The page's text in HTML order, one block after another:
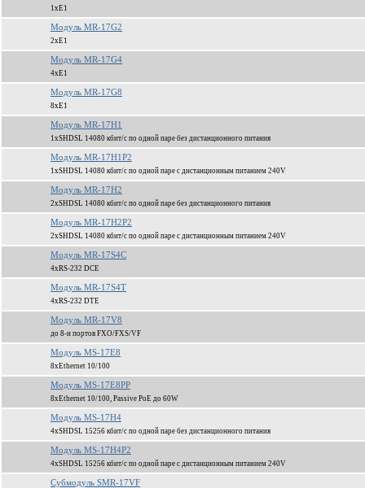
1xЕ1
Модуль MR-17G2
2xЕ1
Модуль MR-17G4
4xЕ1
Модуль MR-17G8
8xЕ1
Модуль MR-17H1
1xSHDSL 14080 кбит/c по одной паре без дистанционного питания
Модуль MR-17H1P2
1xSHDSL 14080 кбит/c по одной паре c дистанционным питанием 240V
Модуль MR-17H2
2xSHDSL 14080 кбит/c по одной паре без дистанционного питания
Модуль MR-17H2P2
2xSHDSL 14080 кбит/c по одной паре c дистанционным питанием 240V
Модуль MR-17S4C
4xRS-232 DCE
Модуль MR-17S4T
4xRS-232 DTE
Модуль MR-17V8
до 8-и портов FXO/FXS/VF
Модуль MS-17E8
8xEthernet 10/100
Модуль MS-17E8PP
8xEthernet 10/100, Passive PoE до 60W
Модуль MS-17H4
4xSHDSL 15256 кбит/c по одной паре без дистанционного питания
Модуль MS-17H4P2
4xSHDSL 15256 кбит/c по одной паре c дистанционным питанием 240V
Субмодуль SMR-17VF